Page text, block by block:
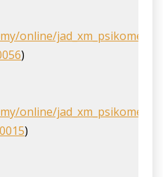
online/
)
online/
)